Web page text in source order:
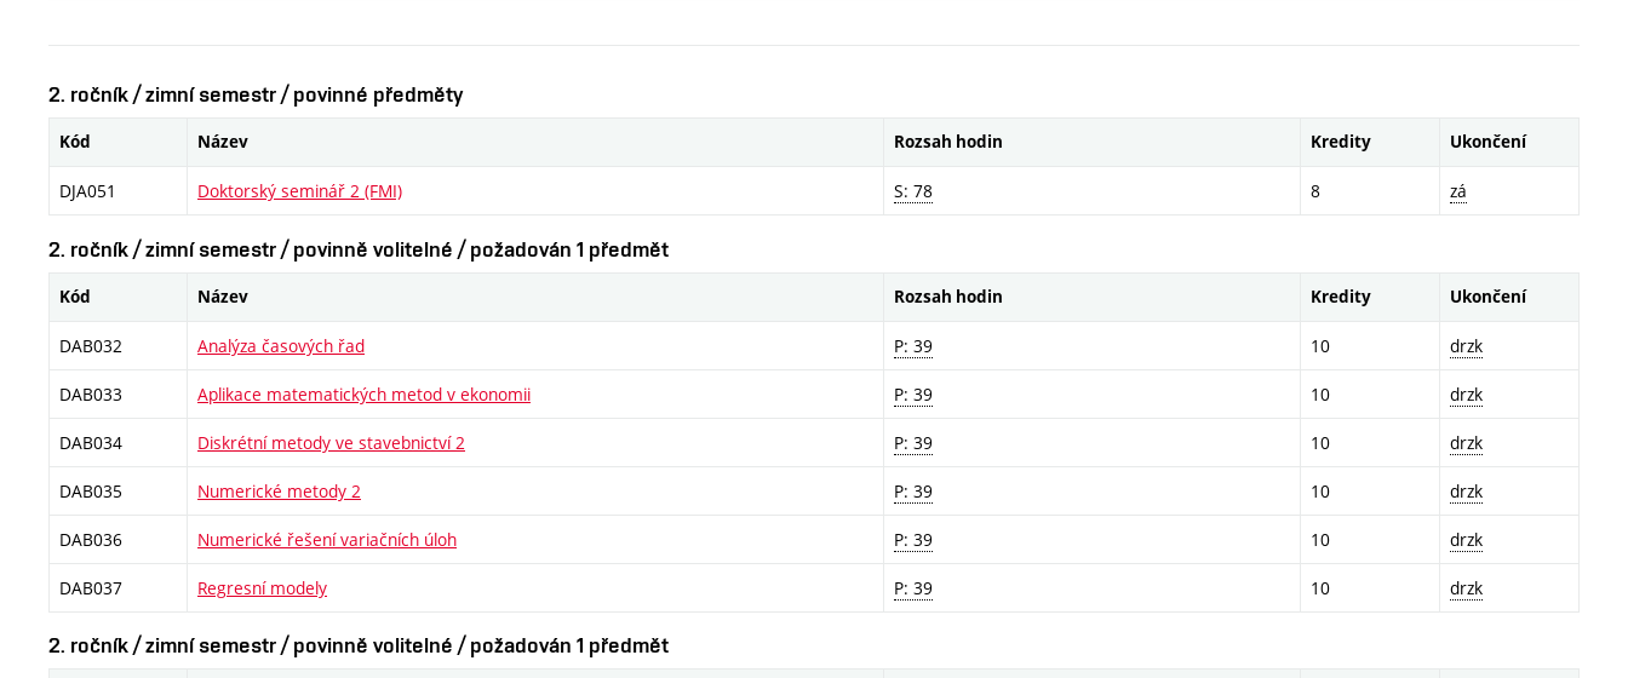
2. ročník / zimní semestr / povinné předměty
Kód Název Rozsah hodin Kredity Ukončení
DJA051 Doktorský seminář 2 (FMI) S: 78 8 zá
2. ročník / zimní semestr / povinně volitelné / požadován 1 předmět
Kód Název Rozsah hodin Kredity Ukončení
DAB032 Analýza časových řad P: 39 10 drzk
DAB033 Aplikace matematických metod v ekonomii P: 39 10 drzk
DAB034 Diskrétní metody ve stavebnictví 2 P: 39 10 drzk
DAB035 Numerické metody 2 P: 39 10 drzk
DAB036 Numerické řešení variačních úloh P: 39 10 drzk
DAB037 Regresní modely P: 39 10 drzk
2. ročník / zimní semestr / povinně volitelné / požadován 1 předmět